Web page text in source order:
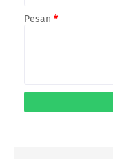
Pesan *